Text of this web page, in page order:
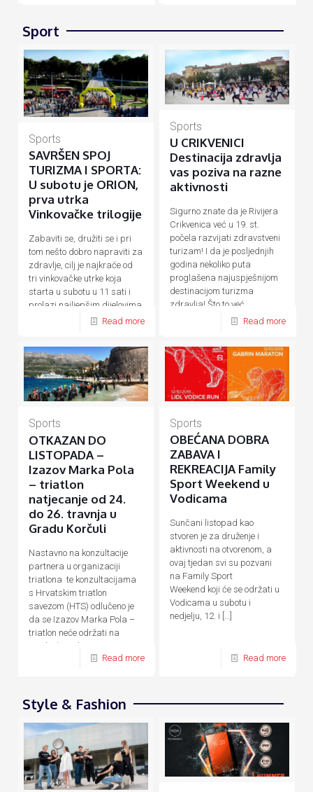
Sport
Sports
SAVRŠEN SPOJ
TURIZMA I SPORTA:
U subotu je ORION,
prva utrka
Vinkovačke trilogije
Zabaviti se, družiti se i pri
tom nešto dobro napraviti za
zdravlje, cilj je najkraće od
tri vinkovačke utrke koja
starta u subotu u 11 sati i
prolazi najljepšim dijelovima
Read more
Sports
U CRIKVENICI
Destinacija zdravlja
vas poziva na razne
aktivnosti
Sigurno znate da je Rivijera
Crikvenica već u 19. st.
počela razvijati zdravstveni
turizam! I da je posljednjih
godina nekoliko puta
proglašena najuspješnijom
destinacijom turizma
zdravlja! Što to već
[…] Read more
Sports
OTKAZAN DO
LISTOPADA –
Izazov Marka Pola
– triatlon
natjecanje od 24.
do 26. travnja u
Gradu Korčuli
Nastavno na konzultacije
partnera u organizaciji
triatlona te konzultacijama
s Hrvatskim triatlon
savezom (HTS) odlučeno je
da se Izazov Marka Pola –
triatlon neće održati na
predviđene datume, 24. – 26.
Read more
Sports
OBEĆANA DOBRA
ZABAVA I
REKREACIJA Family
Sport Weekend u
Vodicama
Sunčani listopad kao
stvoren je za druženje i
aktivnosti na otvorenom, a
ovaj tjedan svi su pozvani
na Family Sport
Weekend koji će se održati u
Vodicama u subotu i
nedjelju, 12. i
Read more
Style & Fashion